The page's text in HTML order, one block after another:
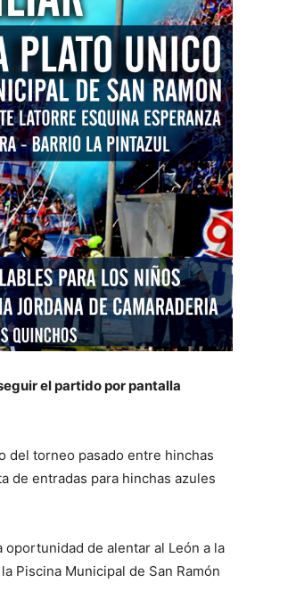
el partido por pantalla
del torneo pasado entre hinchas
de entradas para hinchas azules
de alentar al León a la
Piscina Municipal de San Ramón